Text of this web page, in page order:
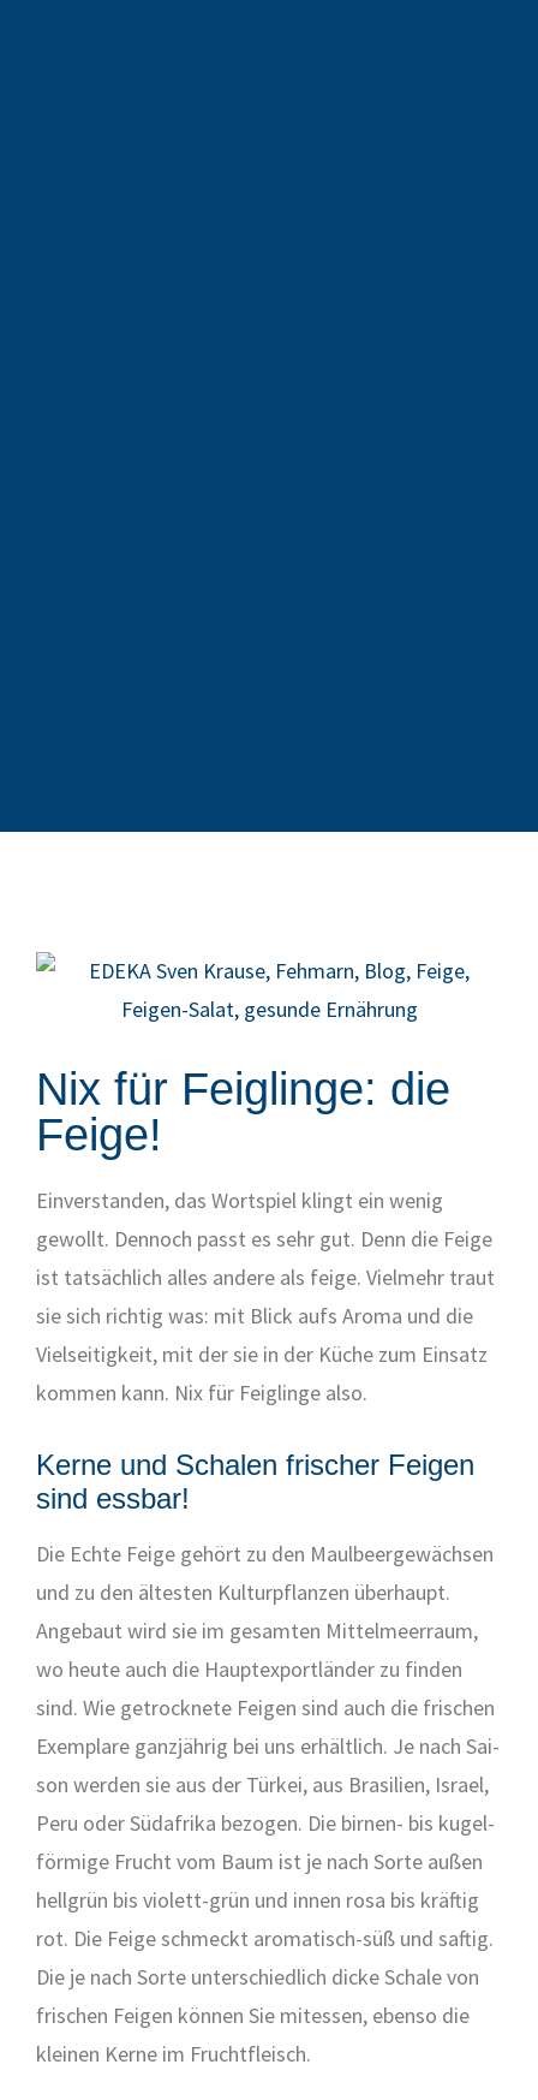
Nix für Feiglinge: die
Feige!
Ein­ver­stan­den, das Wort­spiel klingt ein wenig
gewollt. Den­noch passt es sehr gut. Denn die Fei­ge
ist tat­säch­lich alles ande­re als fei­ge. Viel­mehr traut
sie sich rich­tig was: mit Blick aufs Aro­ma und die
Viel­sei­tig­keit, mit der sie in der Küche zum Ein­satz
kom­men kann. Nix für Feig­lin­ge also.
Kerne und Schalen frischer Feigen
sind essbar!
Die Ech­te Fei­ge gehört zu den Maul­beer­ge­wäch­sen
und zu den ältes­ten Kul­tur­pflan­zen über­haupt.
Ange­baut wird sie im gesam­ten Mit­tel­meer­raum,
wo heu­te auch die Haupt­ex­port­län­der zu fin­den
sind. Wie getrock­ne­te Fei­gen sind auch die fri­schen
Exem­pla­re ganz­jäh­rig bei uns erhält­lich. Je nach Sai­
son wer­den sie aus der Tür­kei, aus Bra­si­li­en, Isra­el,
Peru oder Süd­afri­ka bezo­gen. Die bir­nen- bis kugel­
för­mi­ge Frucht vom Baum ist je nach Sor­te außen
hell­grün bis vio­lett-grün und innen rosa bis kräf­tig
rot. Die Fei­ge schmeckt aro­ma­tisch-süß und saf­tig.
Die je nach Sor­te unter­schied­lich dicke Scha­le von
fri­schen Fei­gen kön­nen Sie mit­es­sen, eben­so die
klei­nen Ker­ne im Frucht­fleisch.